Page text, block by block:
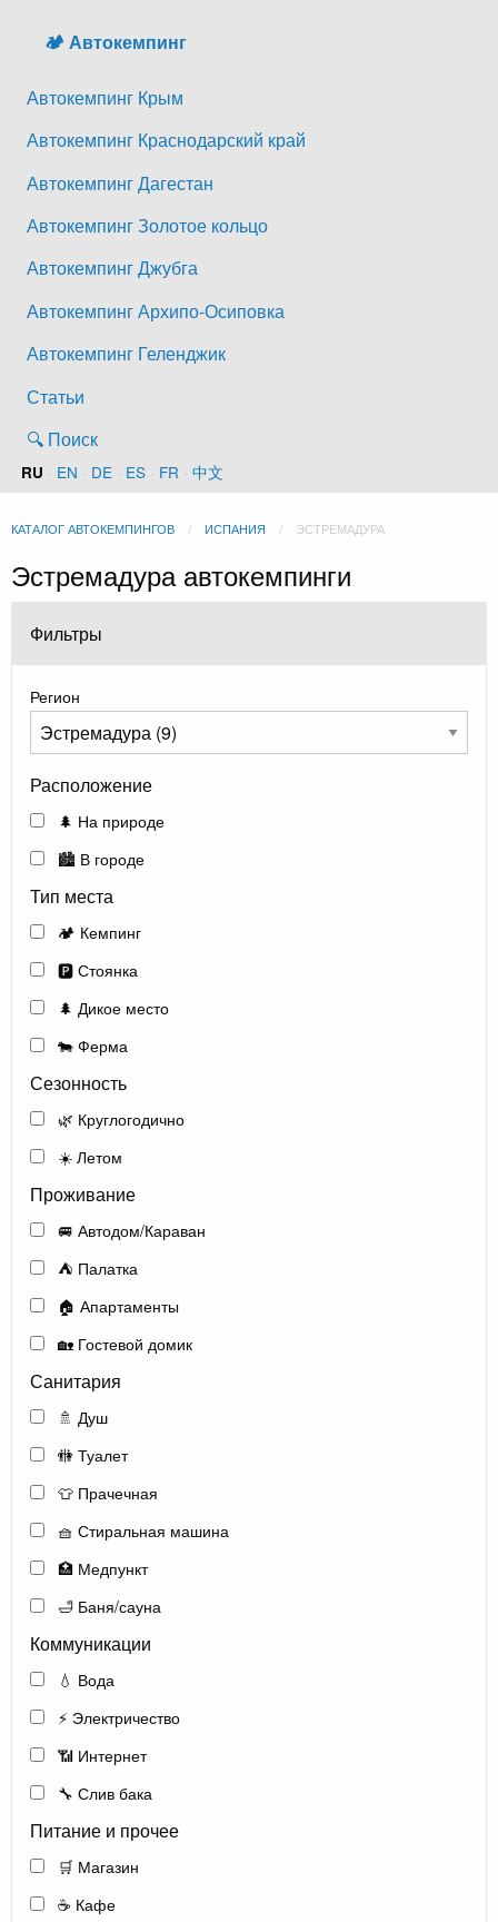
🏕️ Автокемпинг
Автокемпинг Крым
Автокемпинг Краснодарский край
Автокемпинг Дагестан
Автокемпинг Золотое кольцо
Автокемпинг Джубга
Автокемпинг Архипо-Осиповка
Автокемпинг Геленджик
Статьи
🔍 Поиск
RU · EN · DE · ES · FR · 中文
КАТАЛОГ АВТОКЕМПИНГОВ ИСПАНИЯ ЭСТРЕМАДУРА
Эстремадура автокемпинги
Фильтры
Регион
Расположение
🌲 На природе
🏙️ В городе
Тип места
🏕️ Кемпинг
🅿️ Стоянка
🌲 Дикое место
🐄 Ферма
Сезонность
🌿 Круглогодично
☀️ Летом
Проживание
🚐 Автодом/Караван
⛺ Палатка
🏠 Апартаменты
🏡 Гостевой домик
Санитария
🚿 Душ
🚻 Туалет
👕 Прачечная
🧺 Стиральная машина
🏥 Медпункт
🛁 Баня/сауна
Коммуникации
💧 Вода
⚡ Электричество
📶 Интернет
🔧 Слив бака
Питание и прочее
🛒 Магазин
☕ Кафе